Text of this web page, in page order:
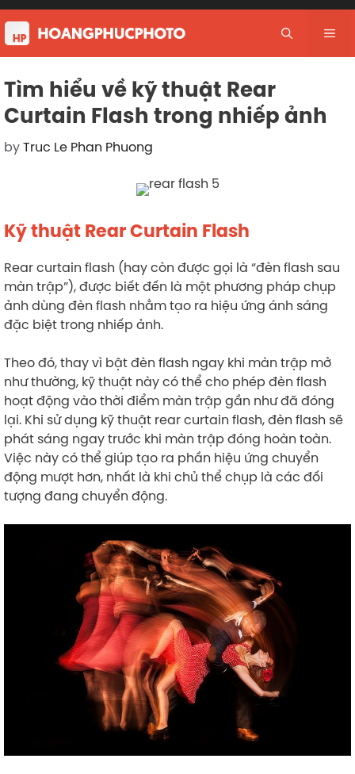
Skip
to
content
Tìm hiểu về kỹ thuật Rear
Curtain Flash trong nhiếp ảnh
byTruc Le Phan Phuong
Kỹ thuật Rear Curtain Flash
Rear curtain flash (hay còn được gọi là “đèn flash sau
màn trập”), được biết đến là một phương pháp chụp
ảnh dùng đèn flash nhằm tạo ra hiệu ứng ánh sáng
đặc biệt trong nhiếp ảnh.
Theo đó, thay vì bật đèn flash ngay khi màn trập mở
như thường, kỹ thuật này có thể cho phép đèn flash
hoạt động vào thời điểm màn trập gần như đã đóng
lại. Khi sử dụng kỹ thuật rear curtain flash, đèn flash sẽ
phát sáng ngay trước khi màn trập đóng hoàn toàn.
Việc này có thể giúp tạo ra phần hiệu ứng chuyển
động mượt hơn, nhất là khi chủ thể chụp là các đối
tượng đang chuyển động.